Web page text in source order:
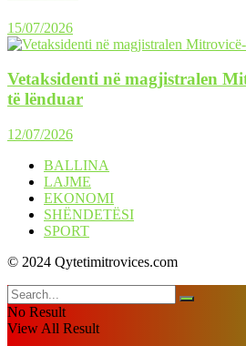
15/07/2026
Vetaksidenti në magjistralen
të lënduar
12/07/2026
BALLINA
LAJME
EKONOMI
SHËNDETËSI
SPORT
© 2024 Qytetimitrovices.com
No Result
View All Result